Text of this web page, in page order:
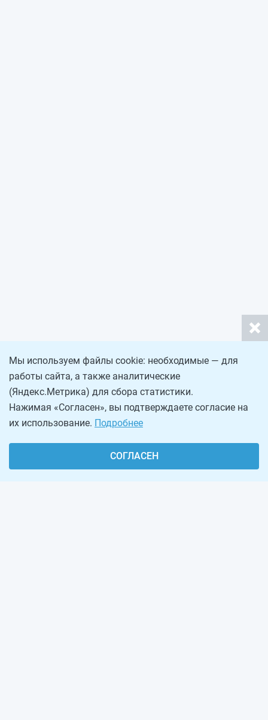
Мы используем файлы cookie: необходимые — для
работы сайта, а также аналитические
(Яндекс.Метрика) для сбора статистики.
Нажимая «Согласен», вы подтверждаете согласие на
их использование. Подробнее
СОГЛАСЕН